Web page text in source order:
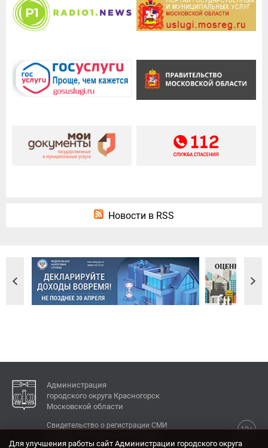
Новости в RSS
Администрация
городского округа Красногорск
Московской области
12+
Свидетельство о регистрации СМИ
Для улучшения работы сайт Администрации городского округа